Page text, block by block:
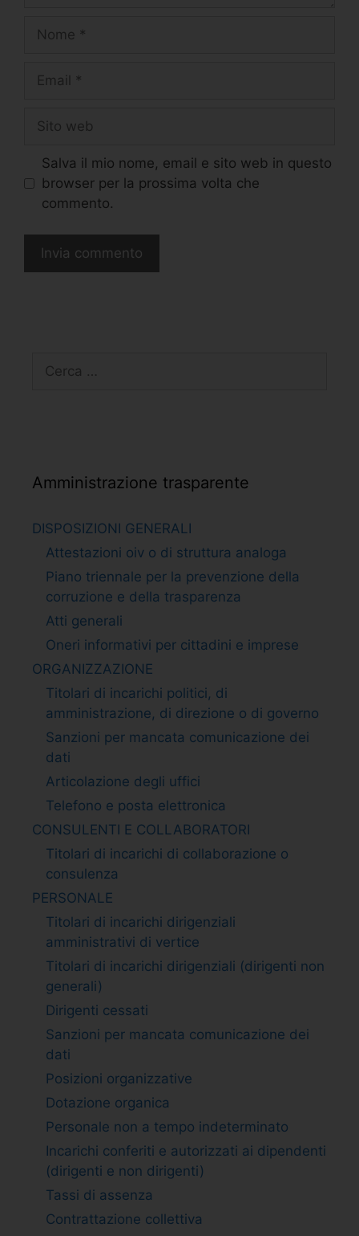
Salva il mio nome, email e sito web in questo
browser per la prossima volta che
commento.
Amministrazione trasparente
DISPOSIZIONI GENERALI
Attestazioni oiv o di struttura analoga
Piano triennale per la prevenzione della
corruzione e della trasparenza
Atti generali
Oneri informativi per cittadini e imprese
ORGANIZZAZIONE
Titolari di incarichi politici, di
amministrazione, di direzione o di governo
Sanzioni per mancata comunicazione dei
dati
Articolazione degli uffici
Telefono e posta elettronica
CONSULENTI E COLLABORATORI
Titolari di incarichi di collaborazione o
consulenza
PERSONALE
Titolari di incarichi dirigenziali
amministrativi di vertice
Titolari di incarichi dirigenziali (dirigenti non
generali)
Dirigenti cessati
Sanzioni per mancata comunicazione dei
dati
Posizioni organizzative
Dotazione organica
Personale non a tempo indeterminato
Incarichi conferiti e autorizzati ai dipendenti
(dirigenti e non dirigenti)
Tassi di assenza
Contrattazione collettiva